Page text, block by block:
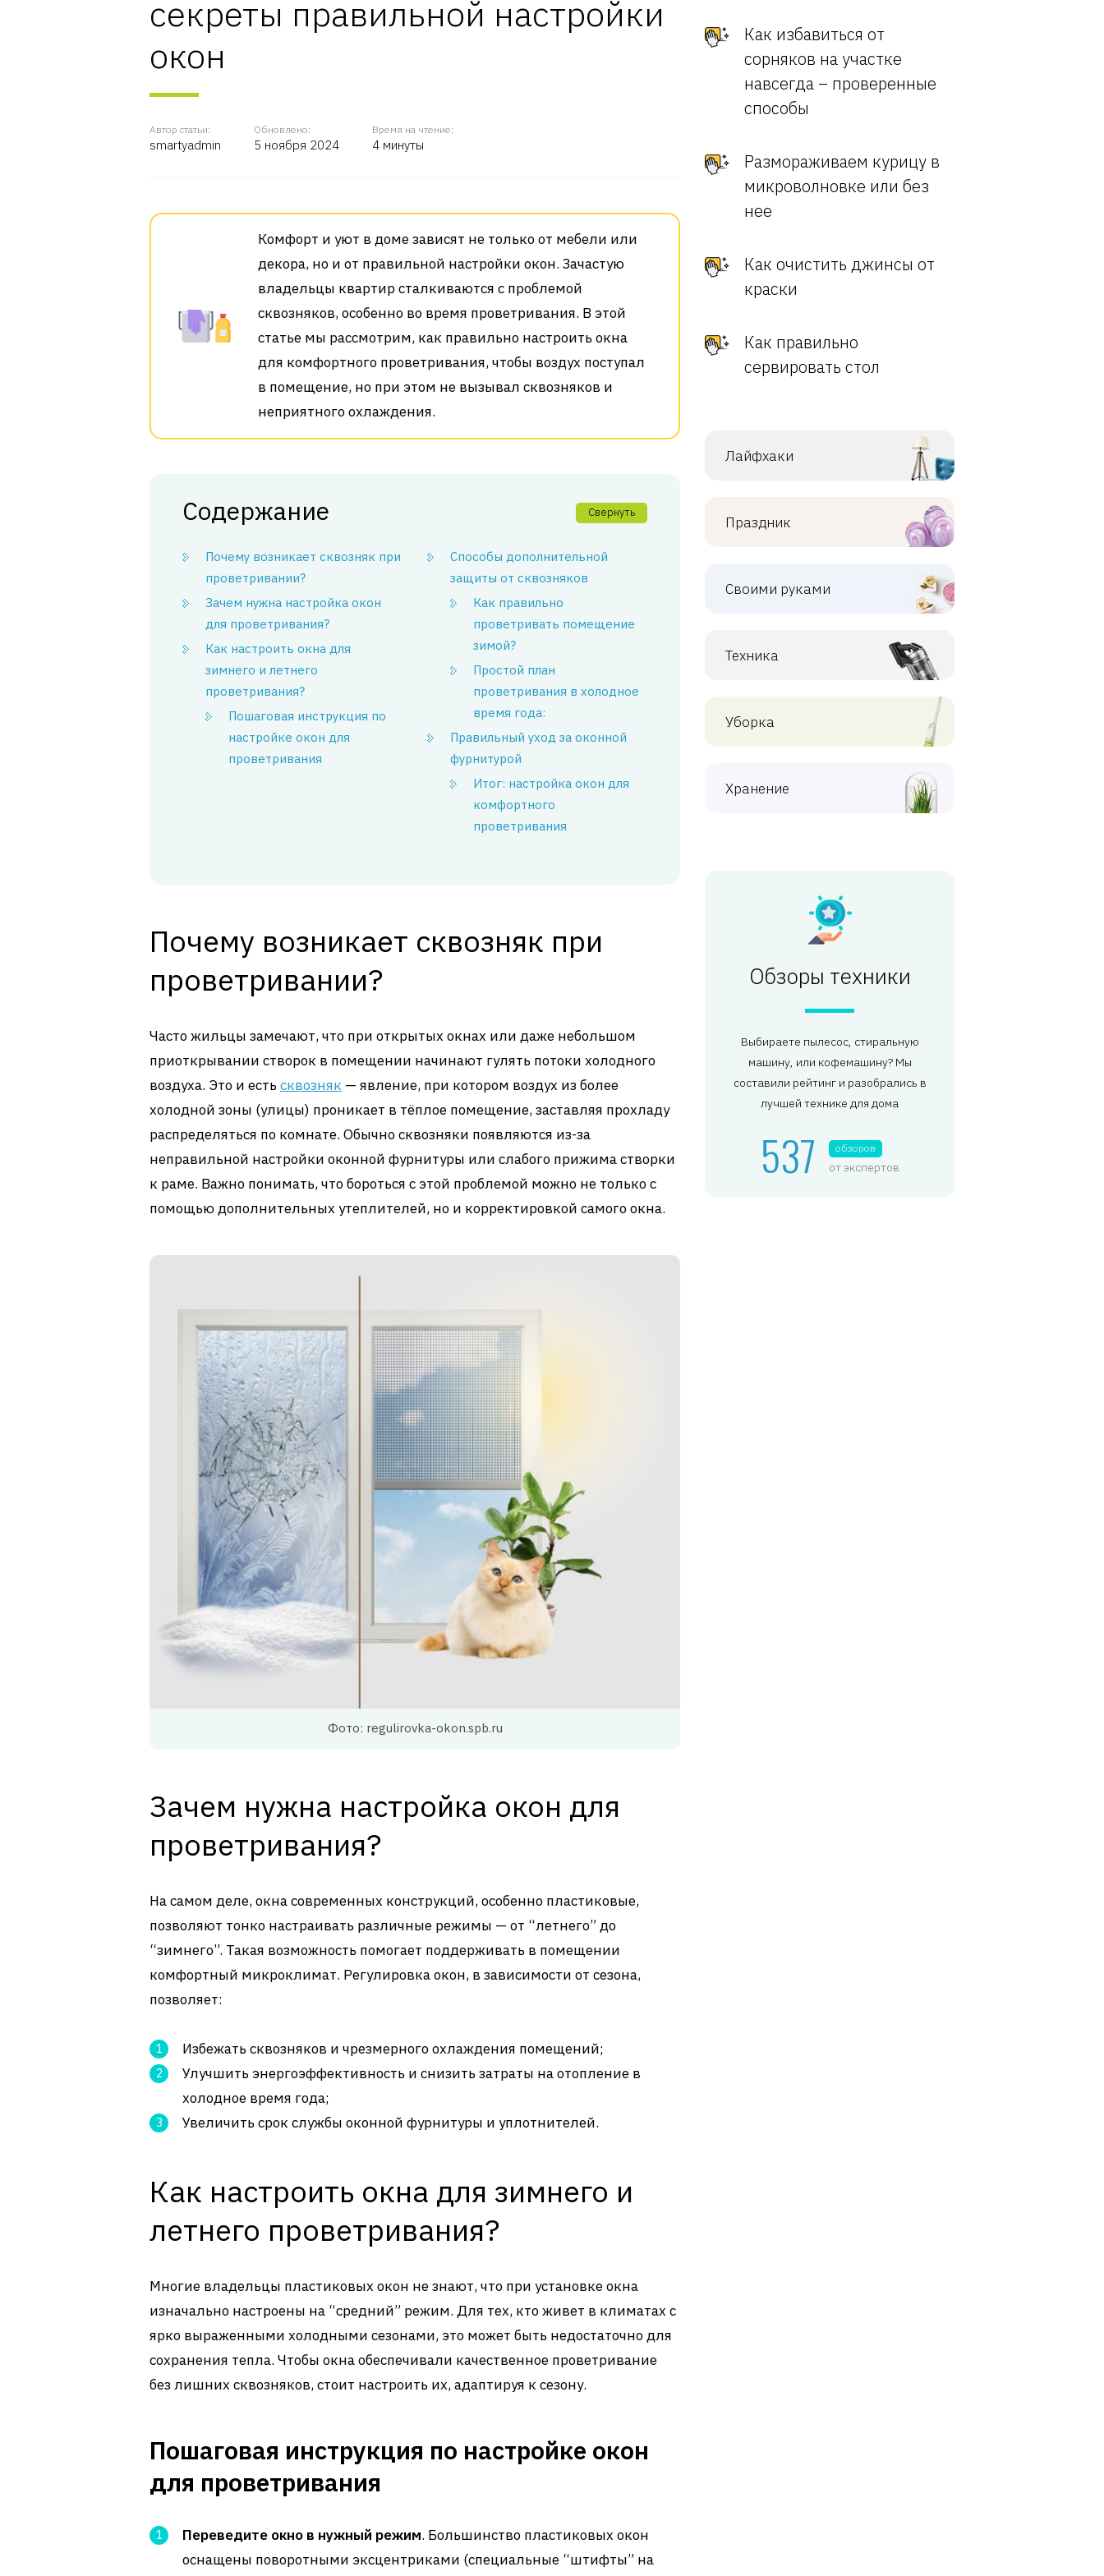
секреты правильной настройки
окон
Автор статьи:
smartyadmin
Обновлено:
5 ноября 2024
Время на чтение:
4 минуты
Комфорт и уют в доме зависят не только от мебели или
декора, но и от правильной настройки окон. Зачастую
владельцы квартир сталкиваются с проблемой
сквозняков, особенно во время проветривания. В этой
статье мы рассмотрим, как правильно настроить окна
для комфортного проветривания, чтобы воздух поступал
в помещение, но при этом не вызывал сквозняков и
неприятного охлаждения.
Содержание Свернуть
Почему возникает сквозняк при
проветривании?
Зачем нужна настройка окон
для проветривания?
Как настроить окна для
зимнего и летнего
проветривания?
Пошаговая инструкция по
настройке окон для
проветривания
Способы дополнительной
защиты от сквозняков
Как правильно
проветривать помещение
зимой?
Простой план
проветривания в холодное
время года:
Правильный уход за оконной
фурнитурой
Итог: настройка окон для
комфортного
проветривания
Почему возникает сквозняк при
проветривании?
Часто жильцы замечают, что при открытых окнах или даже небольшом
приоткрывании створок в помещении начинают гулять потоки холодного
воздуха. Это и есть сквозняк — явление, при котором воздух из более
холодной зоны (улицы) проникает в тёплое помещение, заставляя прохладу
распределяться по комнате. Обычно сквозняки появляются из-за
неправильной настройки оконной фурнитуры или слабого прижима створки
к раме. Важно понимать, что бороться с этой проблемой можно не только с
помощью дополнительных утеплителей, но и корректировкой самого окна.
Фото: regulirovka-okon.spb.ru
Зачем нужна настройка окон для
проветривания?
На самом деле, окна современных конструкций, особенно пластиковые,
позволяют тонко настраивать различные режимы — от “летнего” до
“зимнего”. Такая возможность помогает поддерживать в помещении
комфортный микроклимат. Регулировка окон, в зависимости от сезона,
позволяет:
Избежать сквозняков и чрезмерного охлаждения помещений;
Улучшить энергоэффективность и снизить затраты на отопление в
холодное время года;
Увеличить срок службы оконной фурнитуры и уплотнителей.
Как настроить окна для зимнего и
летнего проветривания?
Многие владельцы пластиковых окон не знают, что при установке окна
изначально настроены на “средний” режим. Для тех, кто живет в климатах с
ярко выраженными холодными сезонами, это может быть недостаточно для
сохранения тепла. Чтобы окна обеспечивали качественное проветривание
без лишних сквозняков, стоит настроить их, адаптируя к сезону.
Пошаговая инструкция по настройке окон
для проветривания
Переведите окно в нужный режим. Большинство пластиковых окон
оснащены поворотными эксцентриками (специальные “штифты” на
Как избавиться от
сорняков на участке
навсегда – проверенные
способы
Размораживаем курицу в
микроволновке или без
нее
Как очистить джинсы от
краски
Как правильно
сервировать стол
Лайфхаки
Праздник
Своими руками
Техника
Уборка
Хранение
Обзоры техники
Выбираете пылесос, стиральную
машину, или кофемашину? Мы
составили рейтинг и разобрались в
лучшей технике для дома
537 обзоров
от экспертов